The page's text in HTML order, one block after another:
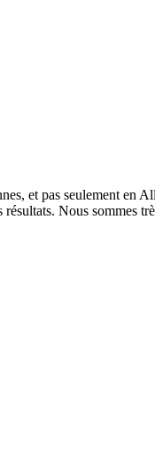
et pas seulement en
résultats. Nous sommes